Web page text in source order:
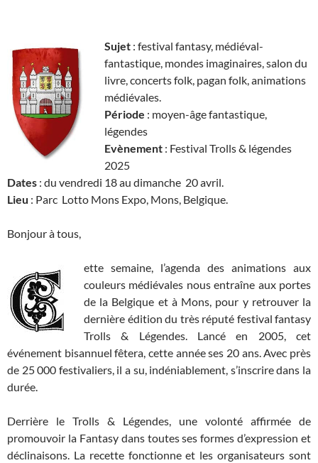
Sujet : festival fantasy, médiéval-
fantastique, mondes imaginaires, salon du
livre, concerts folk, pagan folk, animations
médiévales.
Période : moyen-âge fantastique,
légendes
Evènement : Festival Trolls & légendes
2025
Dates : du vendredi 18 au dimanche 20 avril.
Lieu : Parc Lotto Mons Expo, Mons, Belgique.
Bonjour à tous,
ette semaine, l’agenda des animations aux
couleurs médiévales nous entraîne aux portes
de la Belgique et à Mons, pour y retrouver la
dernière édition du très réputé festival fantasy
Trolls & Légendes. Lancé en 2005, cet
événement bisannuel fêtera, cette année ses 20 ans. Avec près
de 25 000 festivaliers, il a su, indéniablement, s’inscrire dans la
durée.
Derrière le Trolls & Légendes, une volonté affirmée de
promouvoir la Fantasy dans toutes ses formes d’expression et
déclinaisons. La recette fonctionne et les organisateurs sont